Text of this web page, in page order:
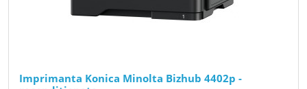
Imprimanta Konica Minolta Bizhub 4402p -